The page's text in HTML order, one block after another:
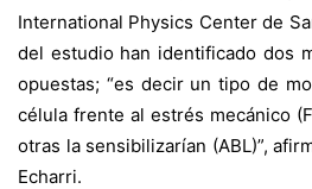
International Physics Center de
del estudio han identificado dos
opuestas; “es decir un tipo de
célula frente al estrés mecánico
otras la sensibilizarían (ABL)”,
Echarri.